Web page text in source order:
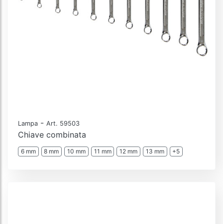
Lampa - Art. 59503
Chiave combinata
6 mm 8 mm 10 mm 11 mm 12 mm 13 mm +5